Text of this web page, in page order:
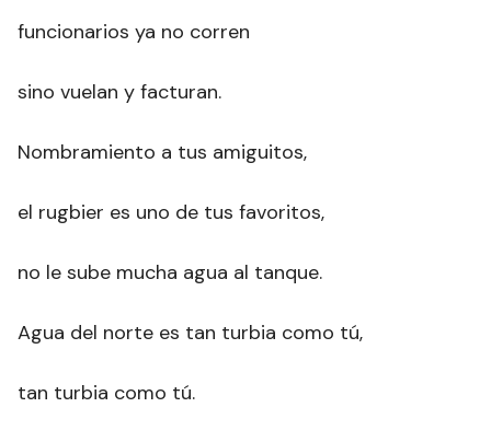
funcionarios ya no corren
sino vuelan y facturan.
Nombramiento a tus amiguitos,
el rugbier es uno de tus favoritos,
no le sube mucha agua al tanque.
Agua del norte es tan turbia como tú,
tan turbia como tú.